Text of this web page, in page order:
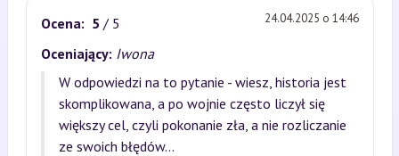
Ocena: 5 / 5 24.04.2025 o 14:46
Oceniający: Iwona
W odpowiedzi na to pytanie - wiesz, historia jest
skomplikowana, a po wojnie często liczył się
większy cel, czyli pokonanie zła, a nie rozliczanie
ze swoich błędów...